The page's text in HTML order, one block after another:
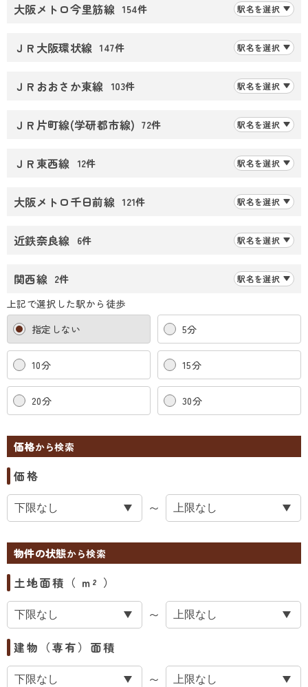
大阪メトロ今里筋線 154件 駅名を選択
ＪＲ大阪環状線 147件 駅名を選択
ＪＲおおさか東線 103件 駅名を選択
ＪＲ片町線(学研都市線) 72件 駅名を選択
ＪＲ東西線 12件 駅名を選択
大阪メトロ千日前線 121件 駅名を選択
近鉄奈良線 6件 駅名を選択
関西線 2件 駅名を選択
上記で選択した駅から徒歩
指定しない
5分
10分 15分
20分 30分
価格から検索
価格
〜
物件の状態から検索
土地面積（ m² ）
〜
建物（専有）面積
〜